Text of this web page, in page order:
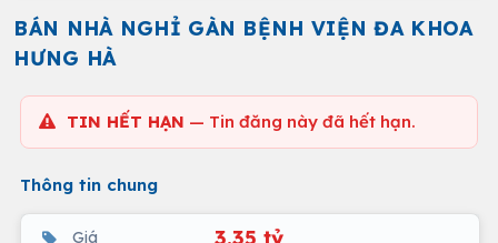
BÁN NHÀ NGHỈ GÀN BỆNH VIỆN ĐA KHOA
HƯNG HÀ
TIN HẾT HẠN — Tin đăng này đã hết hạn.
Thông tin chung
Giá 3.35 tỷ